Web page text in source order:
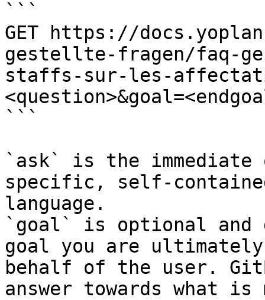
```
GET https://
gestellte-fragen/faq-
staffs-sur-les-
```
`ask` is the
specific, self-
language.
`goal` is optional and
goal you are
behalf of the user.
answer towards what